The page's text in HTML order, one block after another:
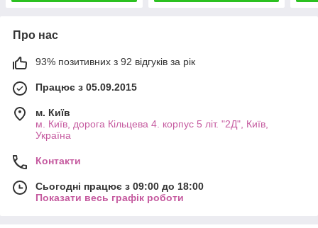
Про нас
93% позитивних з 92 відгуків за рік
Працює з 05.09.2015
м. Київ
м. Київ, дорога Кільцева 4. корпус 5 літ. "2Д", Київ,
Україна
Контакти
Сьогодні працює з 09:00 до 18:00
Показати весь графік роботи